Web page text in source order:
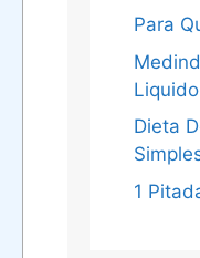
Para
Dieta
1